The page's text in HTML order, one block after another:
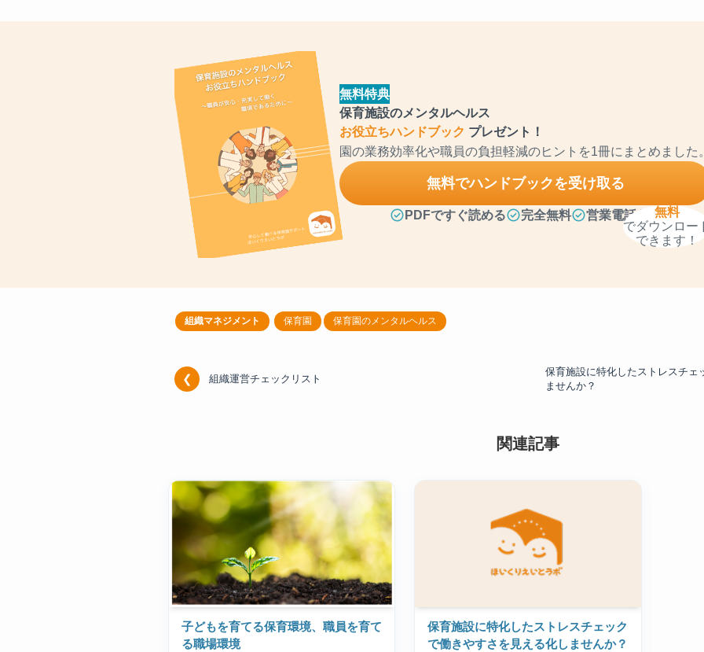
無料特典
保育施設のメンタルヘルス
お役立ちハンドブック プレゼント！
園の業務効率化や職員の負担軽減のヒントを1冊にまとめました
無料でハンドブックを受け取る
無料
でダウンロー
できます！
PDFですぐ読める 完全無料 営業電話なし
組織マネジメント 保育園 保育園のメンタルヘルス
組織運営チェックリスト
保育施設に特化したストレスチェ
ませんか？
関連記事
子どもを育てる保育環境、職員を育て
る職場環境
保育施設に特化したストレスチェック
で働きやすさを見える化しませんか？